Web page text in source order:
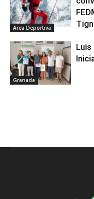
Area Deportiva
Granada
Luis